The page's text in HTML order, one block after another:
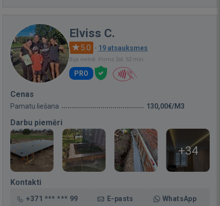
Elviss C.
5.0 · 19 atsauksmes
Bija vietnē: Pirms 2st. 52 min.
PRO
Cenas
Pamatu liešana 130,00€/M3
Darbu piemēri
+34
Kontakti
+371 *** *** 99 E-pasts WhatsApp